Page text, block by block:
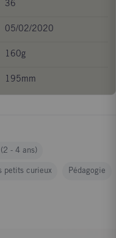
36
05/02/2020
160g
195mm
(2 - 4 ans)
petits curieux Pédagogie